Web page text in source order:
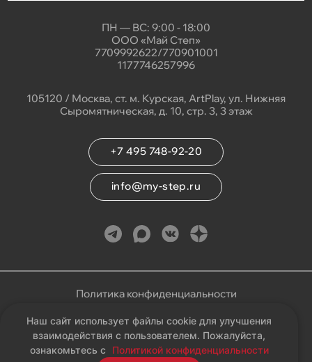
ПН — ВС: 9:00 - 18:00
ООО «Май Степ»
7709992622/770901001
1177746257996
105120 / Москва, ст. м. Курская, ArtPlay, ул. Нижняя
Сыромятническая, д. 10, стр. 3, 3 этаж
+7 495 748-92-20
info@my-step.ru
Политика конфиденциальности
Соглашение на обработку персональных данных
Карта сайта
Наш сайт использует файлы cookie для улучшения
взаимодействия с пользователем. Пожалуйста,
ознакомьтесь с
Политикой конфиденциальности